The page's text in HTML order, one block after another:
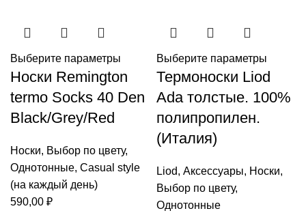
Выберите параметры
Носки Remington
termo Socks 40 Den
Black/Grey/Red
Носки, Выбор по цвету,
Однотонные, Casual style
(на каждый день)
590,00 ₽
Выберите параметры
Термоноски Liod
Ada толстые. 100%
полипропилен.
(Италия)
Liod, Аксессуары, Носки,
Выбор по цвету,
Однотонные